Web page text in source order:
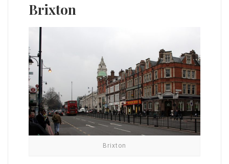
Brixton
Brixton